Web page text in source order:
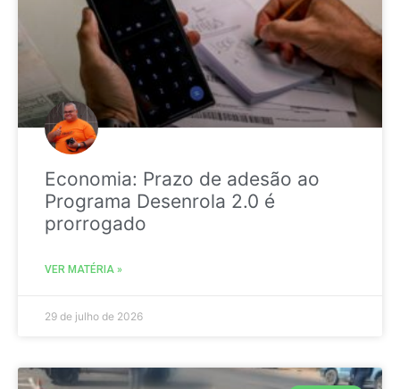
Economia: Prazo de adesão ao
Programa Desenrola 2.0 é
prorrogado
VER MATÉRIA »
29 de julho de 2026